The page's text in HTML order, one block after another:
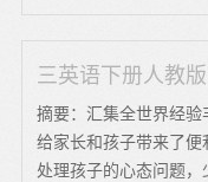
三英语下册人教版
摘要：汇集全世界经
给家长和孩子带来了
处理孩子的心态问题